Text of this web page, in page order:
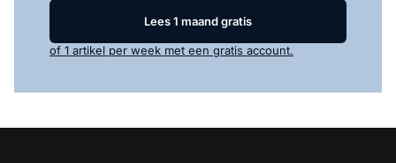
Lees 1 maand gratis
of 1 artikel per week met een gratis account.